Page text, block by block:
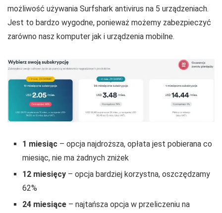
możliwość używania Surfshark antivirus na 5 urządzeniach.
Jest to bardzo wygodne, ponieważ możemy zabezpieczyć
zarówno nasz komputer jak i urządzenia mobilne.
1 miesiąc – opcja najdroższa, opłata jest pobierana co
miesiąc, nie ma żadnych zniżek
12 miesięcy – opcja bardziej korzystna, oszczędzamy
62%
24 miesiące – najtańsza opcja w przeliczeniu na